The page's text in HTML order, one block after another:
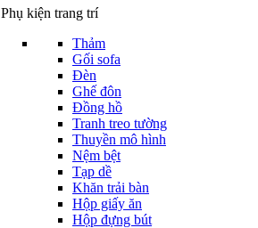
Phụ kiện trang trí
Thảm
Gối sofa
Đèn
Ghế đôn
Đồng hồ
Tranh treo tường
Thuyền mô hình
Nệm bệt
Tạp dề
Khăn trải bàn
Hộp giấy ăn
Hộp đựng bút